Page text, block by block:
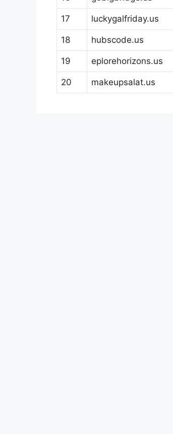
17 luckygalfriday.us
18 hubscode.us
19 eplorehorizons.us
20 makeupsalat.us